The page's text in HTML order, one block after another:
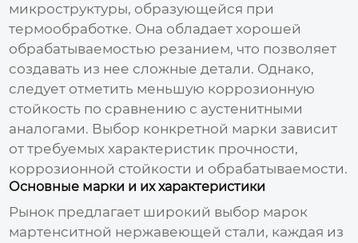
микроструктуры, образующейся при
термообработке. Она обладает хорошей
обрабатываемостью резанием, что позволяет
создавать из нее сложные детали. Однако,
следует отметить меньшую коррозионную
стойкость по сравнению с аустенитными
аналогами. Выбор конкретной марки зависит
от требуемых характеристик прочности,
коррозионной стойкости и обрабатываемости.
Основные марки и их характеристики
Рынок предлагает широкий выбор марок
мартенситной нержавеющей стали, каждая из